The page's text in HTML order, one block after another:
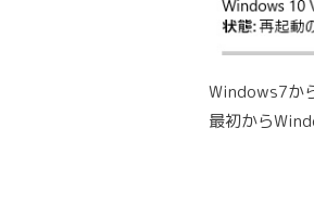
Windows7か
最初から